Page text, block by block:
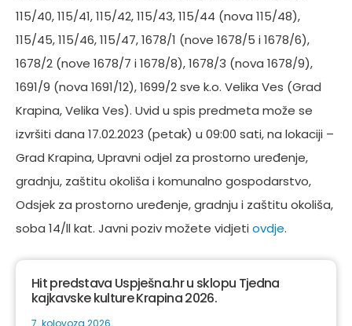
115/40, 115/41, 115/42, 115/43, 115/44 (nova 115/48),
115/45, 115/46, 115/47, 1678/1 (nove 1678/5 i 1678/6),
1678/2 (nove 1678/7 i 1678/8), 1678/3 (nova 1678/9),
1691/9 (nova 1691/12), 1699/2 sve k.o. Velika Ves (Grad
Krapina, Velika Ves). Uvid u spis predmeta može se
izvršiti dana 17.02.2023 (petak) u 09:00 sati, na lokaciji –
Grad Krapina, Upravni odjel za prostorno uređenje,
gradnju, zaštitu okoliša i komunalno gospodarstvo,
Odsjek za prostorno uređenje, gradnju i zaštitu okoliša,
soba 14/ll kat. Javni poziv možete vidjeti ovdje.
Hit predstava Uspješna.hr u sklopu Tjedna
kajkavske kulture Krapina 2026.